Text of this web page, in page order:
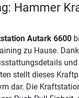
Hammer
Autark 6600
zu Hause.
stellt dieses
dar. Die